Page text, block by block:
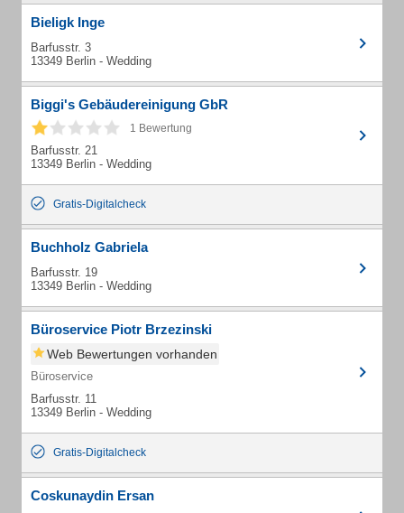
Bieligk Inge
Barfusstr. 3
13349 Berlin - Wedding
Biggi's Gebäudereinigung GbR
1 Bewertung
Barfusstr. 21
13349 Berlin - Wedding
Gratis-Digitalcheck
Buchholz Gabriela
Barfusstr. 19
13349 Berlin - Wedding
Büroservice Piotr Brzezinski
Web Bewertungen vorhanden
Büroservice
Barfusstr. 11
13349 Berlin - Wedding
Gratis-Digitalcheck
Coskunaydin Ersan